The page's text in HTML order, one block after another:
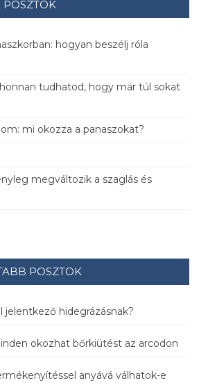
POSZTOK
hogyan beszélj róla
tudhatod, hogy már túl sokat
mi okozza a panaszokat?
megváltozik a szaglás és
POSZTOK
jelentkező hidegrázásnak?
okozhat bőrkiütést az arcodon
anyává válhatok-e